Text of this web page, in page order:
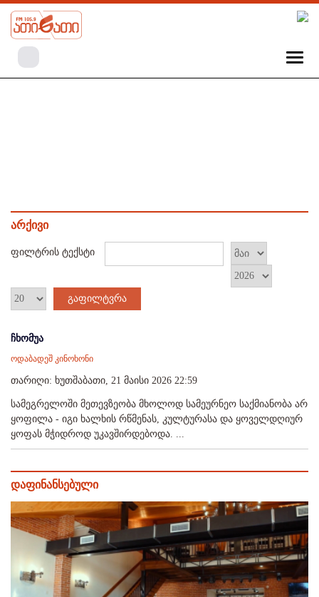
არქივი
ფილტრის ტექსტი
გაფილტვრა
ჩხომუა
ოდაბადეშ კინოხონი
თარიღი: ხუთშაბათი, 21 მაისი 2026 22:59
სამეგრელოში მეთევზეობა მხოლოდ სამეურნეო საქმიანობა არ
ყოფილა - იგი ხალხის რწმენას, კულტურასა და ყოველდღიურ
ყოფას მჭიდროდ უკავშირდებოდა. ...
დაფინანსებული